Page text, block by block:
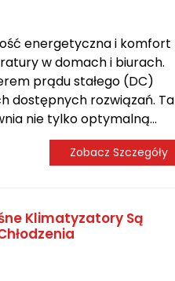
energetyczna i komfort
w domach i biurach.
prądu stałego (DC)
dostępnych rozwiązań. Ta
nie tylko optymalną...
Zobacz Szczegóły
Klimatyzatory Są